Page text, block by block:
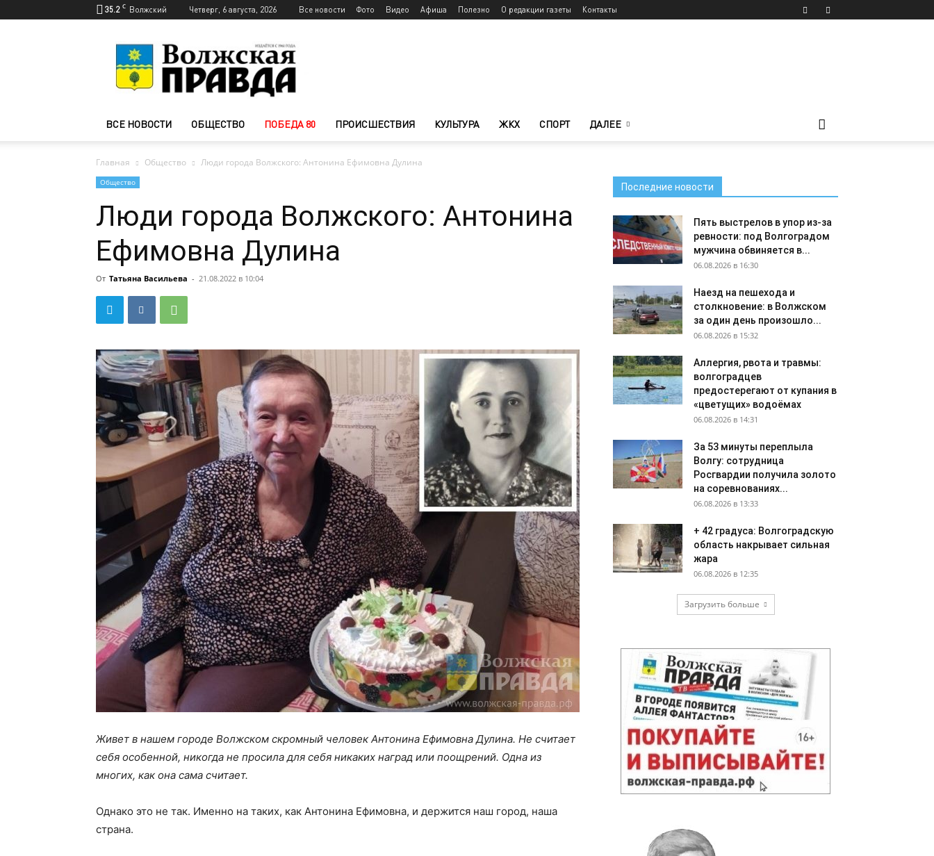
35.2 C Волжский Четверг, 6 августа, 2026 Все новости Фото Видео Афиша Полезно О редакции газеты Контакты
Волжского
—
Волжская
ВСЕ НОВОСТИ ОБЩЕСТВО ПОБЕДА 80 ПРОИСШЕСТВИЯ КУЛЬТУРА ЖКХ СПОРТ ДАЛЕЕ
Главная Общество Люди города Волжского: Антонина Ефимовна Дулина
Общество
Люди города Волжского: Антонина
Ефимовна Дулина
От Татьяна Васильева - 21.08.2022 в 10:04
Живет в нашем городе Волжском скромный человек Антонина Ефимовна Дулина. Не считает
себя особенной, никогда не просила для себя никаких наград или поощрений. Одна из
многих, как она сама считает.
Однако это не так. Именно на таких, как Антонина Ефимовна, и держится наш город, наша
страна.
Последние новости
Пять выстрелов в упор из-за
ревности: под Волгоградом
мужчина обвиняется в...
06.08.2026 в 16:30
Наезд на пешехода и
столкновение: в Волжском
за один день произошло...
06.08.2026 в 15:32
Аллергия, рвота и травмы:
волгоградцев
предостерегают от купания в
«цветущих» водоёмах
06.08.2026 в 14:31
За 53 минуты переплыла
Волгу: сотрудница
Росгвардии получила золото
на соревнованиях...
06.08.2026 в 13:33
+ 42 градуса: Волгоградскую
область накрывает сильная
жара
06.08.2026 в 12:35
Загрузить больше